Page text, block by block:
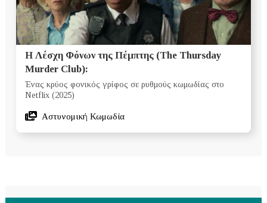
Η Λέσχη Φόνων της Πέμπτης (The Thursday
Murder Club):
Ένας κρύος φονικός γρίφος σε ρυθμούς κωμωδίας στο
Netflix (2025)
Αστυνομική Κωμωδία